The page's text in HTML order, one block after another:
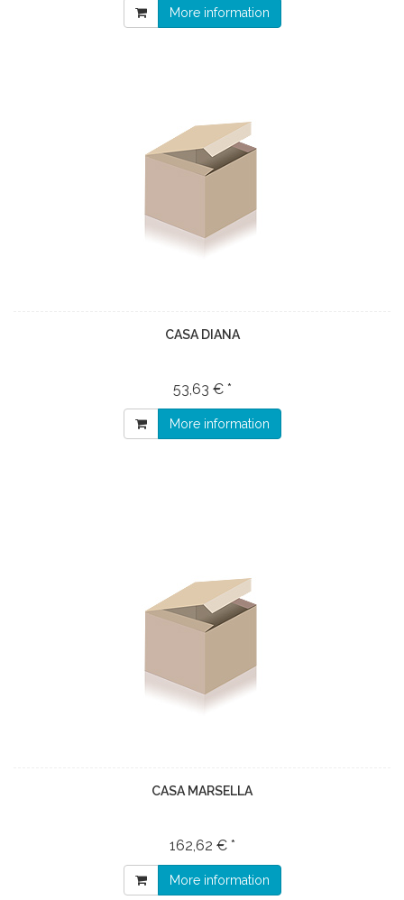
More information
CASA DIANA
53,63 € *
More information
CASA MARSELLA
162,62 € *
More information